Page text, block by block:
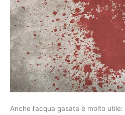
Anche l’acqua gasata è molto